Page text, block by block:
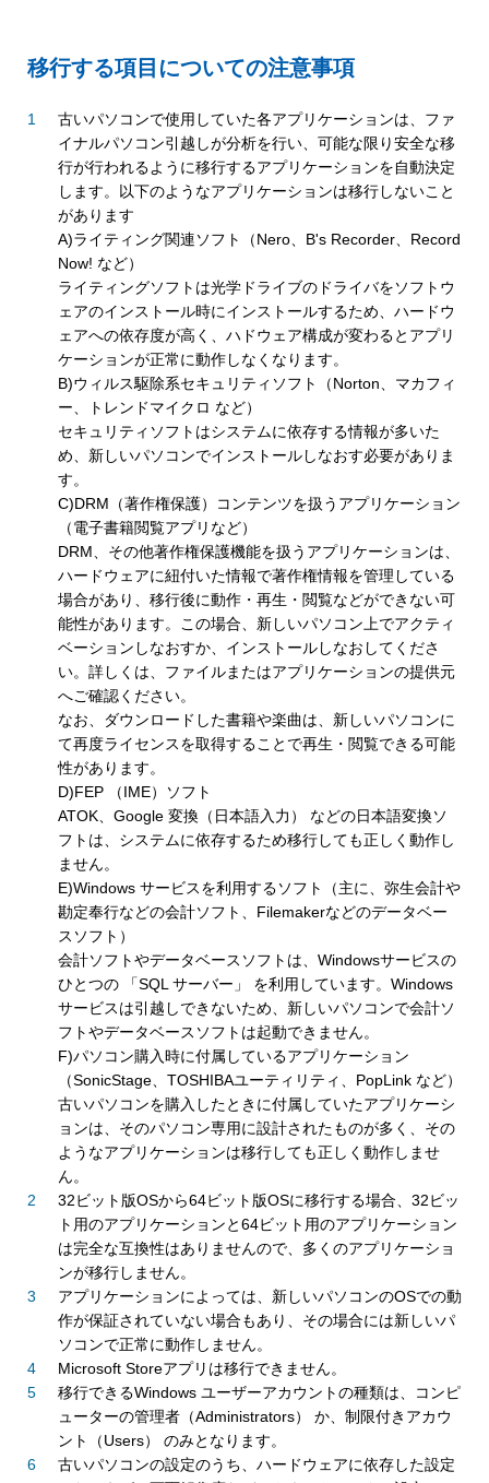
移行する項目についての注意事項
古いパソコンで使用していた各アプリケーションは、ファ
イナルパソコン引越しが分析を行い、可能な限り安全な移
行が行われるように移行するアプリケーションを自動決定
します。以下のようなアプリケーションは移行しないこと
があります
A)ライティング関連ソフト（Nero、B's Recorder、Record
Now! など）
ライティングソフトは光学ドライブのドライバをソフトウ
ェアのインストール時にインストールするため、ハードウ
ェアへの依存度が高く、ハドウェア構成が変わるとアプリ
ケーションが正常に動作しなくなります。
B)ウィルス駆除系セキュリティソフト（Norton、マカフィ
ー、トレンドマイクロ など）
セキュリティソフトはシステムに依存する情報が多いた
め、新しいパソコンでインストールしなおす必要がありま
す。
C)DRM（著作権保護）コンテンツを扱うアプリケーション
（電子書籍閲覧アプリなど）
DRM、その他著作権保護機能を扱うアプリケーションは、
ハードウェアに紐付いた情報で著作権情報を管理している
場合があり、移行後に動作・再生・閲覧などができない可
能性があります。この場合、新しいパソコン上でアクティ
ベーションしなおすか、インストールしなおしてくださ
い。詳しくは、ファイルまたはアプリケーションの提供元
へご確認ください。
なお、ダウンロードした書籍や楽曲は、新しいパソコンに
て再度ライセンスを取得することで再生・閲覧できる可能
性があります。
D)FEP （IME）ソフト
ATOK、Google 変換（日本語入力） などの日本語変換ソ
フトは、システムに依存するため移行しても正しく動作し
ません。
E)Windows サービスを利用するソフト（主に、弥生会計や
勘定奉行などの会計ソフト、Filemakerなどのデータベー
スソフト）
会計ソフトやデータベースソフトは、Windowsサービスの
ひとつの 「SQL サーバー」 を利用しています。Windows
サービスは引越しできないため、新しいパソコンで会計ソ
フトやデータベースソフトは起動できません。
F)パソコン購入時に付属しているアプリケーション
（SonicStage、TOSHIBAユーティリティ、PopLink など）
古いパソコンを購入したときに付属していたアプリケーシ
ョンは、そのパソコン専用に設計されたものが多く、その
ようなアプリケーションは移行しても正しく動作しませ
ん。
32ビット版OSから64ビット版OSに移行する場合、32ビッ
ト用のアプリケーションと64ビット用のアプリケーション
は完全な互換性はありませんので、多くのアプリケーショ
ンが移行しません。
アプリケーションによっては、新しいパソコンのOSでの動
作が保証されていない場合もあり、その場合には新しいパ
ソコンで正常に動作しません。
Microsoft Storeアプリは移行できません。
移行できるWindows ユーザーアカウントの種類は、コンピ
ューターの管理者（Administrators） か、制限付きアカウ
ント（Users） のみとなります。
古いパソコンの設定のうち、ハードウェアに依存した設定